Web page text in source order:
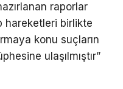
raporlar
hareketleri birlikte
konu suçların
ulaşılmıştır”